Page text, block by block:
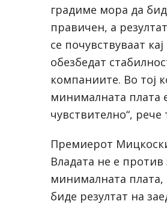
градиме мора да
правичен, а
се почувствуваат
обезбедат
компаниите. Во тој
минималната плата
чувствително“, рече
Премиерот
Владата не е
минималната
биде резултат на